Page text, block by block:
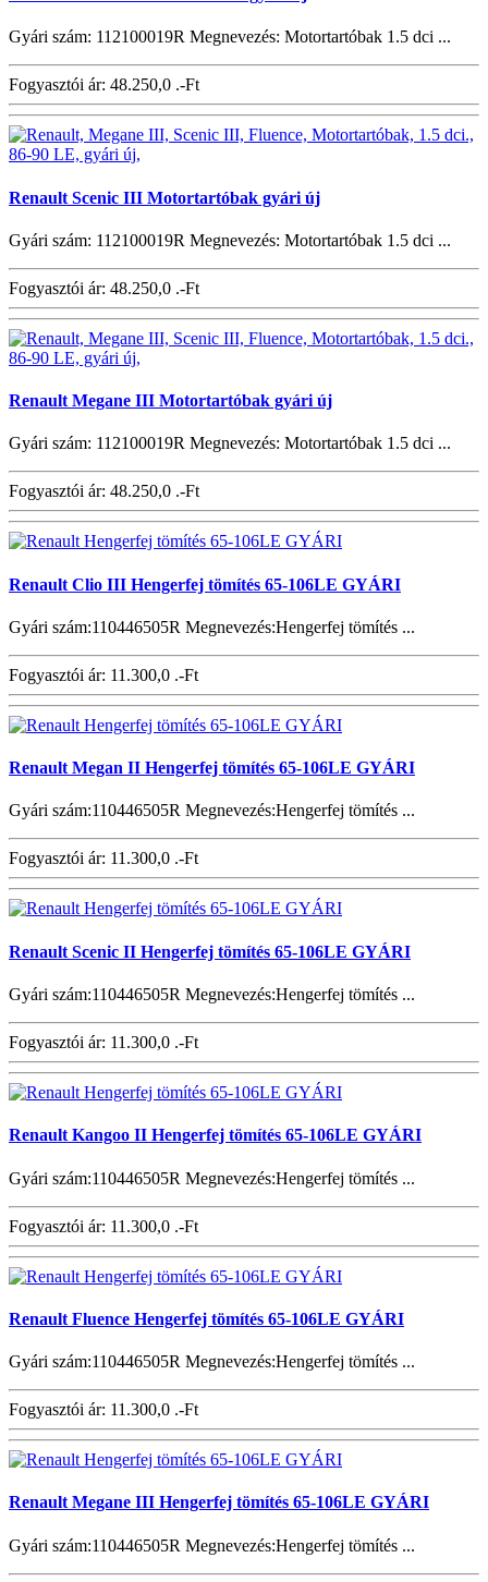
Gyári szám: 112100019R Megnevezés: Motortartóbak 1.5 dci ...
Fogyasztói ár: 48.250,0 .-Ft
Renault Scenic III Motortartóbak gyári új
Gyári szám: 112100019R Megnevezés: Motortartóbak 1.5 dci ...
Fogyasztói ár: 48.250,0 .-Ft
Renault Megane III Motortartóbak gyári új
Gyári szám: 112100019R Megnevezés: Motortartóbak 1.5 dci ...
Fogyasztói ár: 48.250,0 .-Ft
Renault Clio III Hengerfej tömítés 65-106LE GYÁRI
Gyári szám:110446505R Megnevezés:Hengerfej tömítés ...
Fogyasztói ár: 11.300,0 .-Ft
Renault Megan II Hengerfej tömítés 65-106LE GYÁRI
Gyári szám:110446505R Megnevezés:Hengerfej tömítés ...
Fogyasztói ár: 11.300,0 .-Ft
Renault Scenic II Hengerfej tömítés 65-106LE GYÁRI
Gyári szám:110446505R Megnevezés:Hengerfej tömítés ...
Fogyasztói ár: 11.300,0 .-Ft
Renault Kangoo II Hengerfej tömítés 65-106LE GYÁRI
Gyári szám:110446505R Megnevezés:Hengerfej tömítés ...
Fogyasztói ár: 11.300,0 .-Ft
Renault Fluence Hengerfej tömítés 65-106LE GYÁRI
Gyári szám:110446505R Megnevezés:Hengerfej tömítés ...
Fogyasztói ár: 11.300,0 .-Ft
Renault Megane III Hengerfej tömítés 65-106LE GYÁRI
Gyári szám:110446505R Megnevezés:Hengerfej tömítés ...